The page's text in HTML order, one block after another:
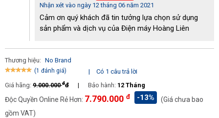
QM-SP4trang bị thảm hứng bụi tiện lợi
Nhận xét vào ngày 12 tháng 06 năm 2021
Cảm ơn quý khách đã tin tưởng lựa chọn sử dụng
sản phẩm và dịch vụ của Điện máy Hoàng Liên
Thương hiệu: No Brand
(1 đánh giá) |
Có 1 câu trả lời
Giá hãng: 9.000.000đđ | Bảo hành: 12 Tháng
Độc Quyền Online Rẻ Hơn: 7.790.000 đ -13%
(Giá chưa bao
gồm VAT)